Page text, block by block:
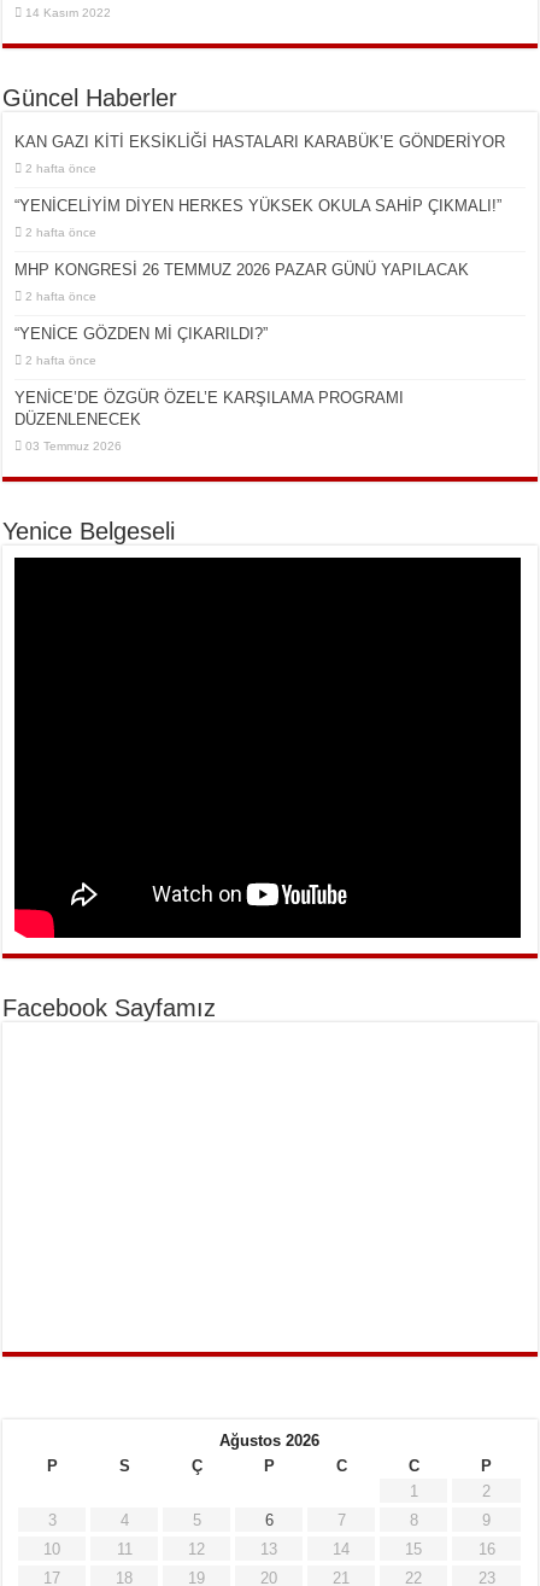
14 Kasım 2022
Güncel Haberler
KAN GAZI KİTİ EKSİKLİĞİ HASTALARI KARABÜK’E GÖNDERİYOR
2 hafta önce
“YENİCELİYİM DİYEN HERKES YÜKSEK OKULA SAHİP ÇIKMALI!”
2 hafta önce
MHP KONGRESİ 26 TEMMUZ 2026 PAZAR GÜNÜ YAPILACAK
2 hafta önce
“YENİCE GÖZDEN Mİ ÇIKARILDI?”
2 hafta önce
YENİCE’DE ÖZGÜR ÖZEL’E KARŞILAMA PROGRAMI
DÜZENLENECEK
03 Temmuz 2026
Yenice Belgeseli
Facebook Sayfamız
Ağustos 2026
P
S Ç P C C
P
1
2
3
4 5 6 7 8
9
10
11 12 13 14 15
16
17
18 19 20 21 22 23